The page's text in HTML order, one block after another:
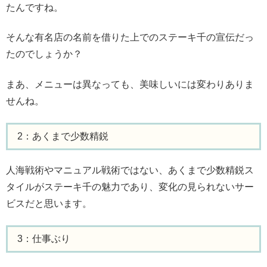
たんですね。
そんな有名店の名前を借りた上でのステーキ千の宣伝だっ
たのでしょうか？
まあ、メニューは異なっても、美味しいには変わりありま
せんね。
2：あくまで少数精鋭
人海戦術やマニュアル戦術ではない、あくまで少数精鋭ス
タイルがステーキ千の魅力であり、変化の見られないサー
ビスだと思います。
3：仕事ぶり